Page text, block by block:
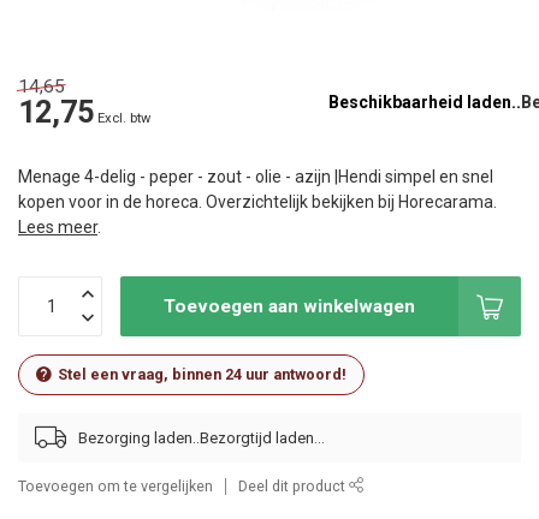
14,65
12,75 Excl. btw
Beschikbaarheid laden..
Menage 4-delig - peper - zout - olie - azijn |Hendi simpel en snel
kopen voor in de horeca. Overzichtelijk bekijken bij Horecarama.
Lees meer.
Toevoegen aan winkelwagen
Stel een vraag, binnen 24 uur antwoord!
Bezorging laden..
Toevoegen om te vergelijken Deel dit product